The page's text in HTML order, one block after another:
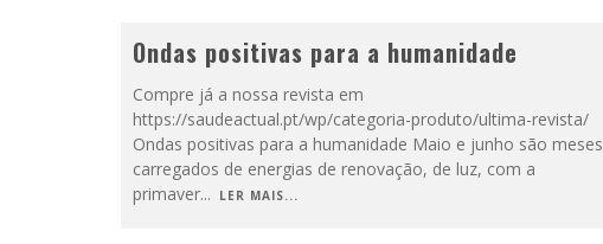
Ondas positivas para a humanidade
Compre já a nossa revista em
https://saudeactual.pt/wp/categoria-produto/ultima-revista/
Ondas positivas para a humanidade Maio e junho são meses
carregados de energias de renovação, de luz, com a
primaver... LER MAIS...